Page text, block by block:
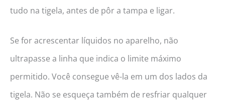
tudo na tigela, antes de pôr a tampa e ligar.
Se for acrescentar líquidos no aparelho, não
ultrapasse a linha que indica o limite máximo
permitido. Você consegue vê-la em um dos lados da
tigela. Não se esqueça também de resfriar qualquer